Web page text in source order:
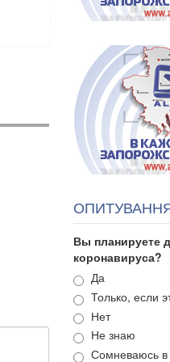
Вы планируете
коронавируса?
Варианты
Да
Только, если
Нет
Не знаю
Сомневаюсь в